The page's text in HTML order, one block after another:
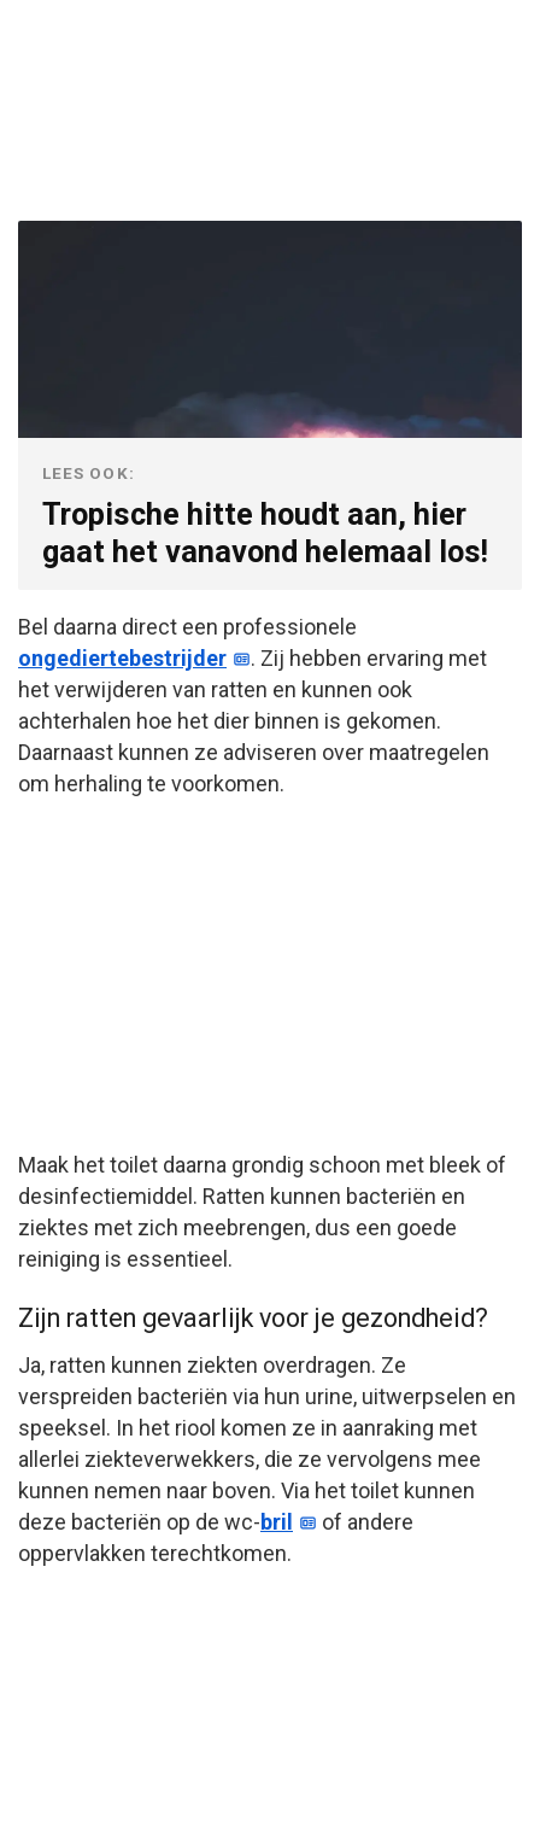
LEES OOK:
Tropische hitte houdt aan, hier
gaat het vanavond helemaal los!
Bel daarna direct een professionele
ongediertebestrijder
. Zij hebben ervaring met
het verwijderen van ratten en kunnen ook
achterhalen hoe het dier binnen is gekomen.
Daarnaast kunnen ze adviseren over maatregelen
om herhaling te voorkomen.
Maak het toilet daarna grondig schoon met bleek of
desinfectiemiddel. Ratten kunnen bacteriën en
ziektes met zich meebrengen, dus een goede
reiniging is essentieel.
Zijn ratten gevaarlijk voor je gezondheid?
Ja, ratten kunnen ziekten overdragen. Ze
verspreiden bacteriën via hun urine, uitwerpselen en
speeksel. In het riool komen ze in aanraking met
allerlei ziekteverwekkers, die ze vervolgens mee
kunnen nemen naar boven. Via het toilet kunnen
deze bacteriën op de wc-bril
of andere
oppervlakken terechtkomen.